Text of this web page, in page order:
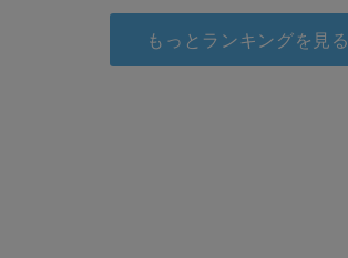
もっとランキングを見る